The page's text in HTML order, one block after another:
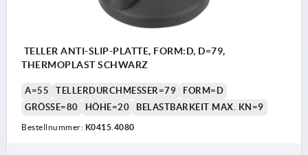
TELLER ANTI-SLIP-PLATTE, FORM:D, D=79,
THERMOPLAST SCHWARZ
A=55 TELLERDURCHMESSER=79
FORM=D
GRÖSSE=80
HÖHE=20 BELASTBARKEIT MAX. KN=9
Bestellnummer: K0415.4080